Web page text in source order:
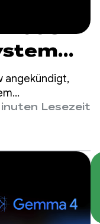
das
angekündigt,
System,
für die
Lesezeit